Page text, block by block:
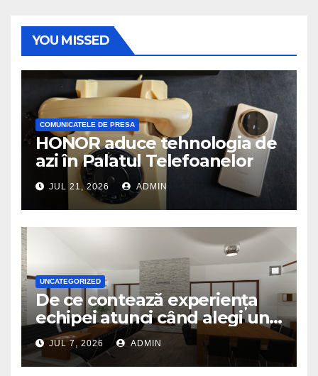
YOU MISSED
COMUNICATELE DE PRESA
HONOR aduce tehnologia de
azi în Palatul Telefoanelor
JUL 21, 2026 ADMIN
UNCATEGORIZED
De ce contează experiența
echipei atunci când alegi un
birou de arhitectură
JUL 7, 2026 ADMIN